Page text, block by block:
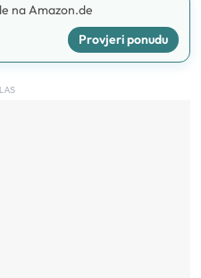
na Amazon.de
Provjeri ponudu